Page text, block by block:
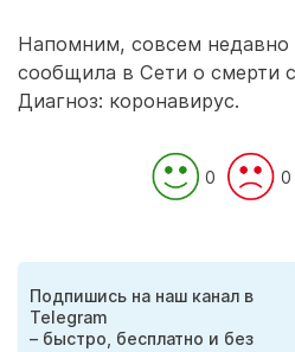
Напомним, совсем
сообщила в Сети о смерти
Диагноз: коронавирус.
0 0
Подпишись на наш канал в
Telegram
– быстро, бесплатно и без